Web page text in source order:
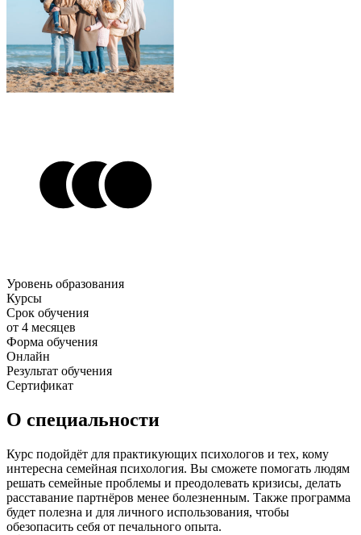
Уровень образования
Курсы
Срок обучения
от 4 месяцев
Форма обучения
Онлайн
Результат обучения
Сертификат
О специальности
Курс подойдёт для практикующих психологов и тех, кому
интересна семейная психология. Вы сможете помогать людям
решать семейные проблемы и преодолевать кризисы, делать
расставание партнёров менее болезненным. Также программа
будет полезна и для личного использования, чтобы
обезопасить себя от печального опыта.